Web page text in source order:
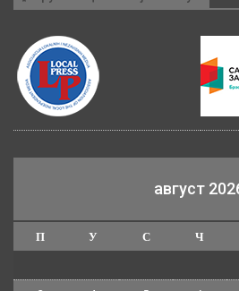
август
П У С Ч